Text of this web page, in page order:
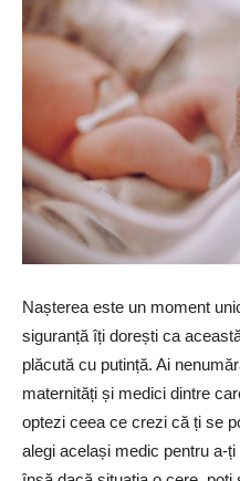
Nașterea este un moment
siguranță îți dorești ca
plăcută cu putință. Ai
maternități și medici dintre
optezi ceea ce crezi că ți se
alegi același medic pentru a-